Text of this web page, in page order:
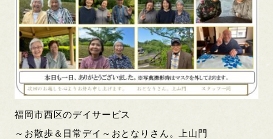
福岡市西区のデイサービス
～お散歩＆日常デイ～おとなりさん。上山門